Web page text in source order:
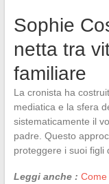
Sophie
netta tra
familiare
La cronista ha
mediatica e la sfera
sistematicamente il
padre. Questo
proteggere i suoi figli
Leggi anche :